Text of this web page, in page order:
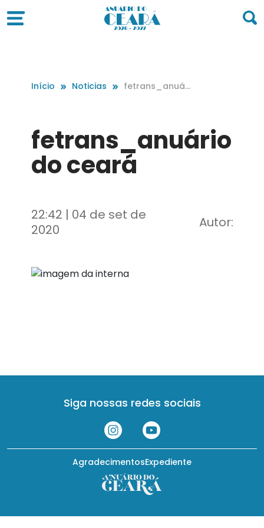
Início Noticias
fetrans_anuári
fetrans_anuário
do ceará
22:42 | 04 de set de
2020
Autor:
Siga nossas redes sociais
Expediente
Agradecimentos